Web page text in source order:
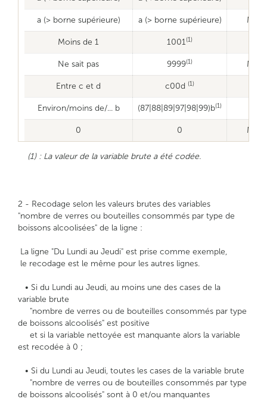
a (> borne supérieure) a (> borne supérieure)
Moins de 1 1001(1)
Ne sait pas 9999(1)
Entre c et d c00d (1)
Environ/moins de/... b (87|88|89|97|98|99)b(1)
0 0
(1) : La valeur de la variable brute a été codée.
2 - Recodage selon les valeurs brutes des variables
"nombre de verres ou bouteilles consommés par type de
boissons alcoolisées" de la ligne :
La ligne "Du Lundi au Jeudi" est prise comme exemple,
le recodage est le même pour les autres lignes.
• Si du Lundi au Jeudi, au moins une des cases de la
variable brute
"nombre de verres ou de bouteilles consommés par type
de boissons alcoolisés" est positive
et si la variable nettoyée est manquante alors la variable
est recodée à 0 ;
• Si du Lundi au Jeudi, toutes les cases de la variable brute
"nombre de verres ou de bouteilles consommés par type
de boissons alcoolisés" sont à 0 et/ou manquantes